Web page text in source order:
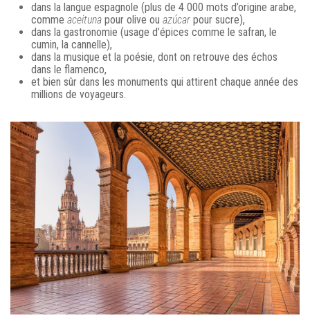
dans la langue espagnole (plus de 4 000 mots d’origine arabe,
comme aceituna pour olive ou azúcar pour sucre),
dans la gastronomie (usage d’épices comme le safran, le
cumin, la cannelle),
dans la musique et la poésie, dont on retrouve des échos
dans le flamenco,
et bien sûr dans les monuments qui attirent chaque année des
millions de voyageurs.